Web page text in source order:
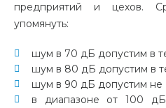
предприятий и цехов.
упомянуть:
шум в 70 дБ допустим в
шум в 80 дБ допустим в
шум в 90 дБ допустим не
в диапазоне от 100